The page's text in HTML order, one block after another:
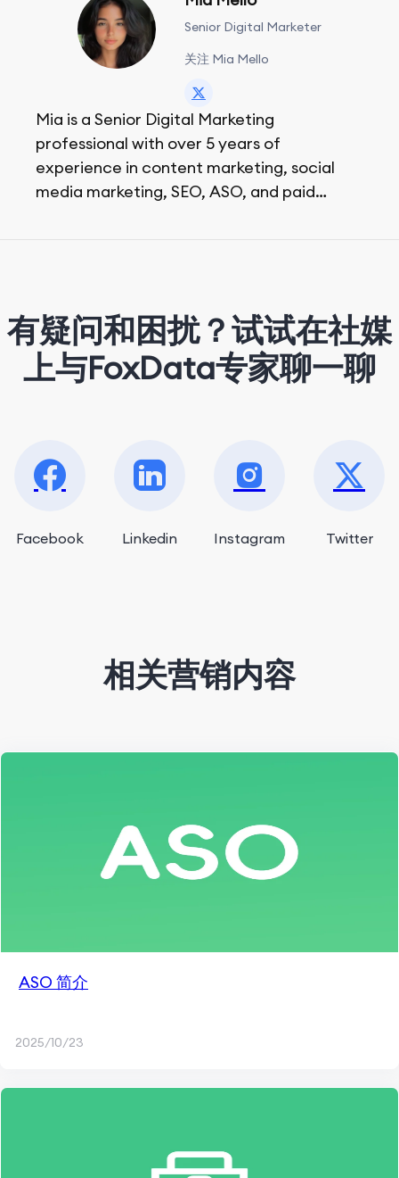
Senior Digital Marketer
关注 Mia Mello
Mia is a Senior Digital Marketing
professional with over 5 years of
experience in content marketing, social
media marketing, SEO, ASO, and paid
有疑问和困扰？试试在社媒
上与FoxData专家聊一聊
Facebook Linkedin Instagram Twitter
相关营销内容
ASO 简介
2025/10/23